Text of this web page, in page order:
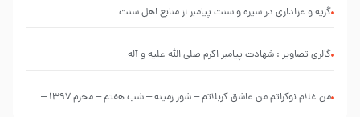
گریه و عزاداری در سیره و سنت پیامبر از منابع اهل سنت
گالری تصاویر : شهادت پیامبر اکرم صلی الله علیه و آله
من غلام نوکراتم من عاشق کربلاتم – شور زمینه – شب هفتم – محرم 1397 –